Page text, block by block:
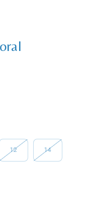
12 14